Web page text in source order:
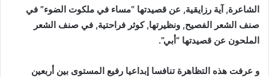
الشاعرة, آية رزايقية, عن قصيدتها “مساء في ملكوت الضوء” في
صنف الشعر الفصيح, ونظيرتها, كوثر فراحتية, في صنف الشعر
الملحون عن قصيدتها “أبي”.
و عرفت هذه التظاهرة تنافسا إبداعيا رفيع المستوى بين أربعين